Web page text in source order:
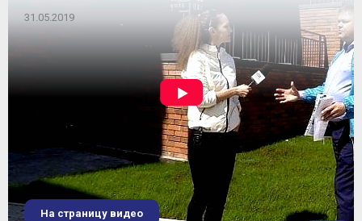
31.05.2019
На страницу видео